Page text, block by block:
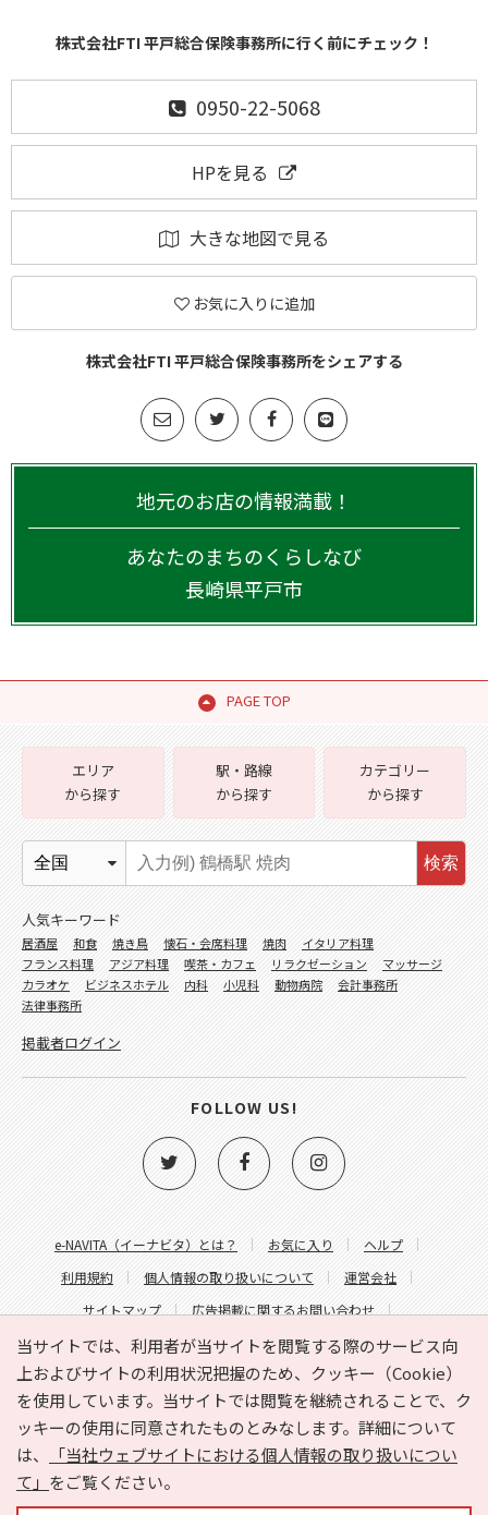
株式会社FTI 平戸総合保険事務所に行く前にチェック！
0950-22-5068
HPを見る
大きな地図で見る
お気に入りに追加
株式会社FTI 平戸総合保険事務所をシェアする
地元のお店の情報満載！
あなたのまちのくらしなび
長崎県平戸市
PAGE TOP
当サイトでは、利用者が当サイトを閲覧する際のサービス向
上およびサイトの利用状況把握のため、クッキー（Cookie）
を使用しています。当サイトでは閲覧を継続されることで、ク
ッキーの使用に同意されたものとみなします。詳細について
は、
「当社ウェブサイトにおける個人情報の取り扱いについ
て」 をご覧ください。
e-NAVITA（イーナビタ）とは？ お気に入り
ヘルプ
利用規約
個人情報の取り扱いについて
運営会社
サイトマップ
広告掲載に関するお問い合わせ
サイトの内容に関するお問い合わせ
エリア
から探す
駅・路線
から探す
カテゴリー
から探す
検索
人気キーワード
居酒屋 和食 焼き鳥 懐石・会席料理 焼肉
イタリア料理
フランス料理
アジア料理 喫茶・カフェ リラクゼーション
マッサージ
カラオケ
ビジネスホテル 内科 小児科 動物病院
会計事務所
法律事務所
掲載者ログイン
FOLLOW US!
Copyright © HYOJITO.Co.,Ltd. All Rights Reserved.